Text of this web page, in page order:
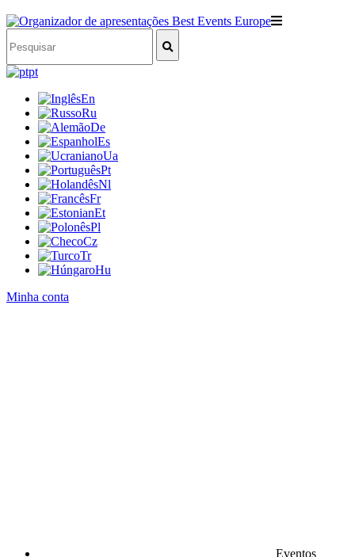
pt
En
Ru
De
Es
Ua
Pt
Nl
Fr
Et
Pl
Cz
Tr
Hu
Minha conta
Eventos